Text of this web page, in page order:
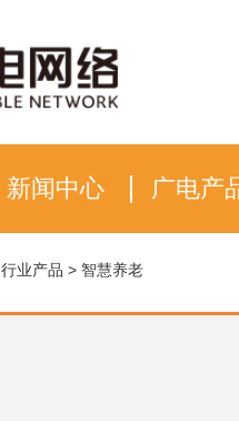
新闻中心 广电产
行业产品 > 智慧养老